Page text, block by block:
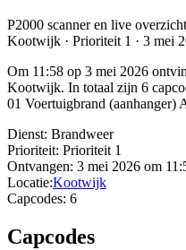
P2000 scanner en live
Kootwijk · Prioriteit 1 · 3 mei
Om 11:58 op 3 mei 2026
Kootwijk. In totaal zijn 6
01 Voertuigbrand
Dienst: Brandweer
Prioriteit: Prioriteit 1
Ontvangen: 3 mei 2026 om
Locatie:Kootwijk
Capcodes: 6
Capcodes